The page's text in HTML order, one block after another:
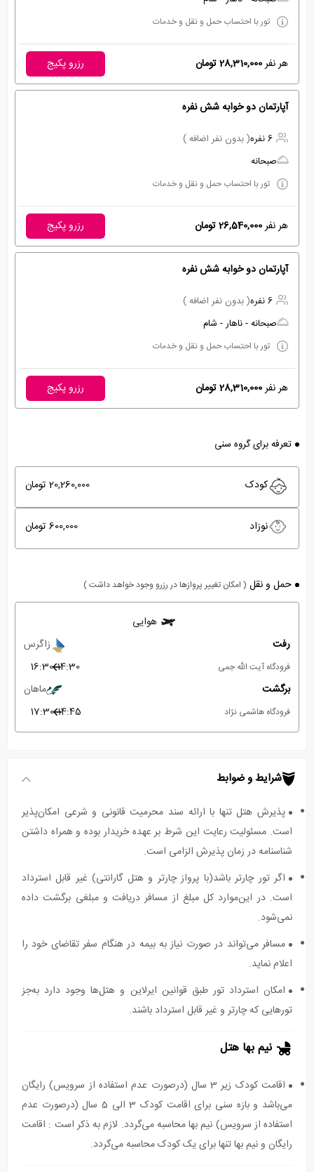
تور با احتساب حمل و نقل و خدمات
هر نفر28,310,000 تومان رزرو پکیج
آپارتمان دو خوابه شش نفره
6 نفره
( بدون نفر اضافه )
صبحانه
تور با احتساب حمل و نقل و خدمات
هر نفر26,540,000 تومان رزرو پکیج
آپارتمان دو خوابه شش نفره
6 نفره
( بدون نفر اضافه )
صبحانه - ناهار - شام
تور با احتساب حمل و نقل و خدمات
هر نفر28,310,000 تومان رزرو پکیج
تعرفه برای گروه سنی
کودک 20,260,000 تومان
نوزاد 600,000 تومان
حمل و نقل ( امکان تغییر پروازها در رزرو وجود خواهد داشت )
هوایی
رفت
زاگرس
فرودگاه آیت الله جمی 14:30
16:30
برگشت
ماهان
فرودگاه هاشمی نژاد 14:45
17:30
شرایط و ضوابط
پذیرش هتل تنها با ارائه سند محرمیت قانونی و شرعی امکان‌پذیر
است. مسئولیت رعایت این شرط بر عهده خریدار بوده و همراه داشتن
شناسنامه در زمان پذیرش الزامی است.
اگر تور چارتر باشد(با پرواز چارتر و هتل گارانتی) غیر قابل استرداد
است. در این‌موارد کل مبلغ از مسافر دریافت و مبلغی برگشت داده
نمی‌شود.
مسافر می‌تواند در صورت نیاز به بیمه در هنگام سفر تقاضای خود را
اعلام نماید.
امکان استرداد تور طبق قوانین ایرلاین و هتل‌ها وجود دارد به‌جز
تورهایی که چارتر و غیر قابل استرداد باشند.
نیم بها هتل
اقامت کودک زیر 3 سال (درصورت عدم استفاده از سرویس) رایگان
می‌باشد و بازه سنی برای اقامت کودک 3 الی 5 سال (درصورت عدم
استفاده از سرویس) نیم بها محاسبه می‌گردد. لازم به ذکر است : اقامت
رایگان و نیم بها تنها برای یک کودک محاسبه می‌گردد.